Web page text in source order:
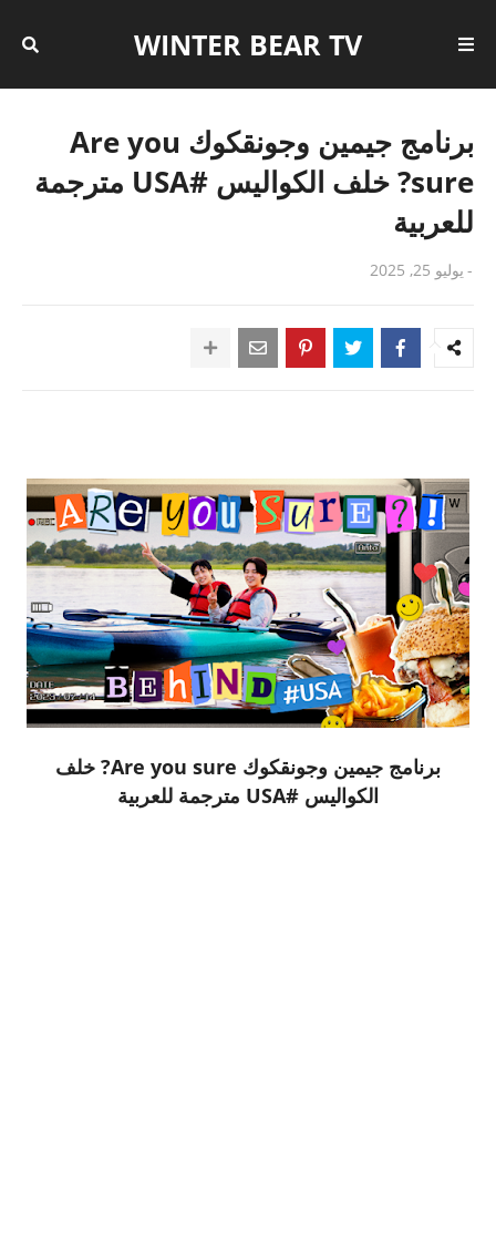
WINTER BEAR TV
برنامج جيمين وجونقكوك Are you
sure? خلف الكواليس #USA مترجمة
للعربية
- يوليو 25, 2025
برنامج جيمين وجونقكوك Are you sure? خلف
الكواليس #USA مترجمة للعربية